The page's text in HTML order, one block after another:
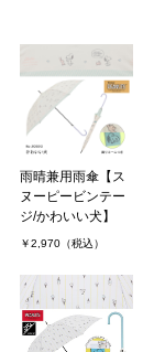
雨晴兼用雨傘【ス
ヌーピービンテー
ジ/かわいい犬】
￥2,970（税込）